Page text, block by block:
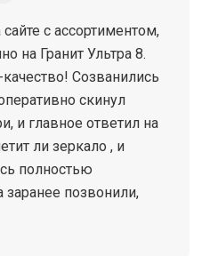
с ассортиментом,
на Гранит Ультра 8.
Созванились
скинул
и главное ответил на
ли зеркало , и
полностью
позвонили,